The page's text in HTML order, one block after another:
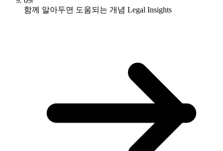
함께 알아두면 도움되는 개념 Legal Insights